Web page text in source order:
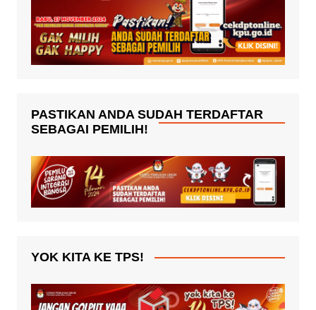
PASTIKAN ANDA SUDAH TERDAFTAR
SEBAGAI PEMILIH!
YOK KITA KE TPS!